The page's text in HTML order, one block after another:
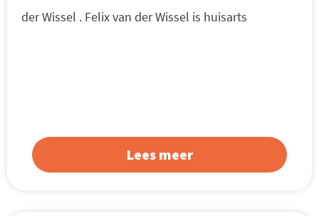
der Wissel . Felix van der Wissel is huisarts
Lees meer